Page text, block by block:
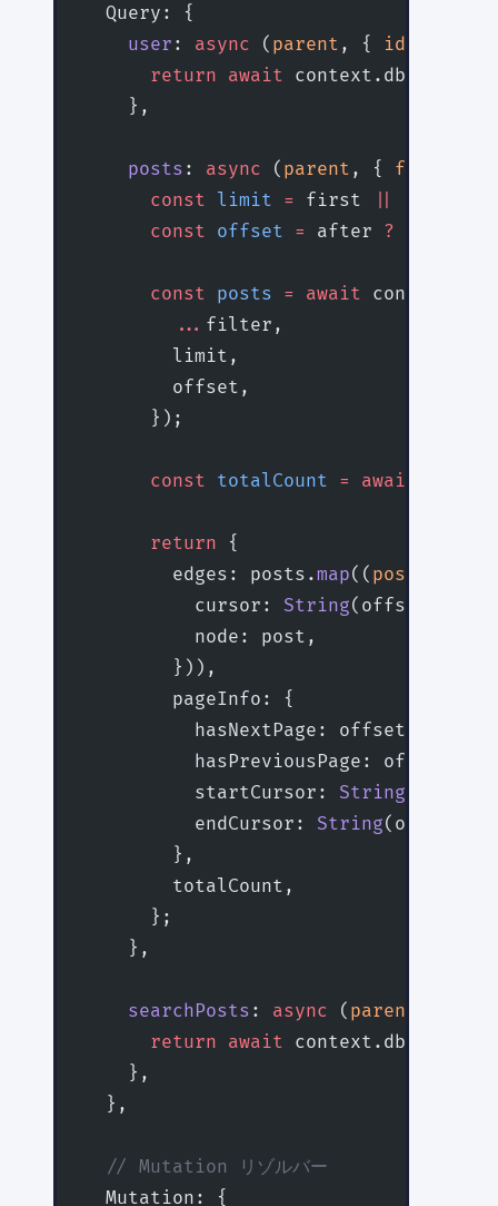
  Query: {
    user
: async ( parent , { id
      return
await context.db.users.
    },
    posts
: async ( parent , { filter
      const
limit = first
      const
offset = after ?
      const
posts = await
        ...
filter,
        limit,
        offset,
      });
      const
totalCount = await
      return
{
        edges: posts.
map(( post
          cursor:
String(offset
          node: post,
        })),
        pageInfo: {
          hasNextPage: offset
          hasPreviousPage: offset
          startCursor:
String
          endCursor:
String(offset
        },
        totalCount,
      };
    },
    searchPosts
: async ( parent
      return
await context.db.posts.
    },
  },
  // Mutation リゾルバー
  Mutation: {